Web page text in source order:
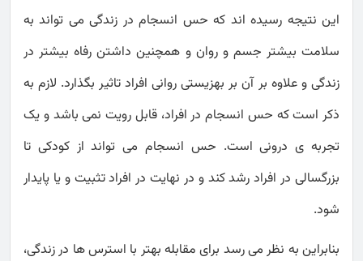
این نتیجه رسیده اند که حس انسجام در زندگی می تواند به
سلامت بیشتر جسم و روان و همچنین داشتن رفاه بیشتر در
زندگی و علاوه بر آن بر بهزیستی روانی افراد تاثیر بگذارد. لازم به
ذکر است که حس انسجام در افراد، قابل رویت نمی باشد و یک
تجربه ی درونی است. حس انسجام می تواند از کودکی تا
بزرگسالی در افراد رشد کند و در نهایت در افراد تثبیت و یا پایدار
شود.
بنابراین به نظر می رسد برای مقابله بهتر با استرس ها در زندگی،